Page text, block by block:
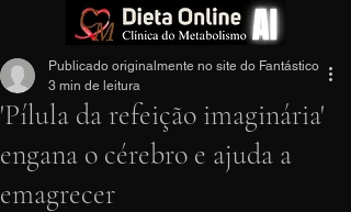
'Pílula da refeição imaginária'
engana o cérebro e ajuda a
emagrecer
Publicado originalmente no site do Fantástico
3 min de leitura